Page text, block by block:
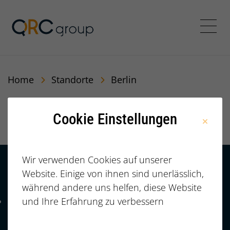
QRC Personalberatung
Home Standorte Berlin
Berlin
Kontakt
+49 (0)
911/23733277
Telefonnummer: 4 9 0 9 1 1 2 3 7 3 3 2 7 7
HÄUFIGE FRAGEN |
FAQ
Cookie Einstellungen
Wir verwenden Cookies auf unserer
Website. Einige von ihnen sind unerlässlich,
während andere uns helfen, diese Website
und Ihre Erfahrung zu verbessern